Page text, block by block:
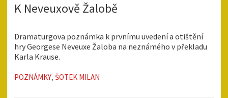
K Neveuxově Žalobě
Dramaturgova poznámka k prvnímu uvedení a otištění
hry Georgese Neveuxe Žaloba na neznámého v překladu
Karla Krause.
POZNÁMKY, ŠOTEK MILAN